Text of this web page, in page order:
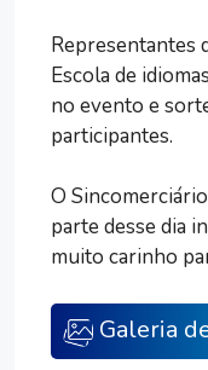
Representantes
Escola de
no evento e
participantes.
O
parte desse dia
muito carinho
Galeria